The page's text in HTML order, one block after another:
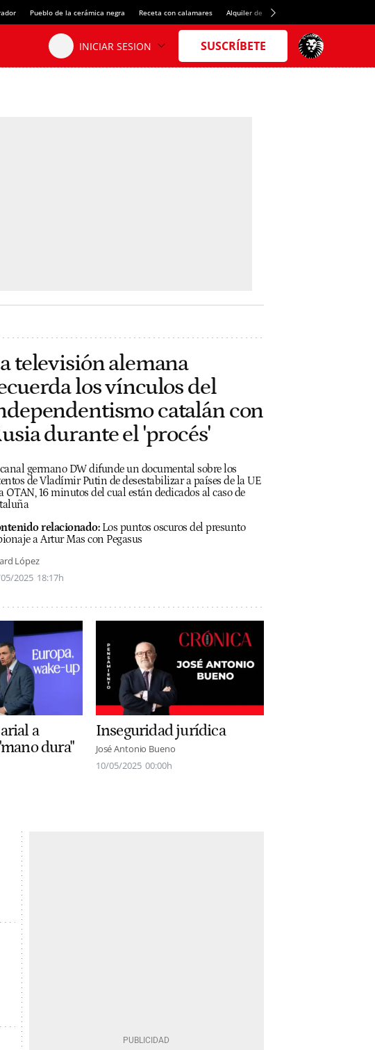
Pueblo de la cerámica negra Receta con calamares Alquiler de habitaciones en España
televisión alemana
los vínculos del
catalán con
durante el 'procés'
germano DW difunde un documental sobre los
de Vladímir Putin de desestabilizar a países de la UE
OTAN, 16 minutos del cual están dedicados al caso de
relacionado: Los puntos oscuros del presunto
a Artur Mas con Pegasus
López
2025 18:17h
a
dura"
Inseguridad jurídica
José Antonio Bueno
10/05/2025 00:00h